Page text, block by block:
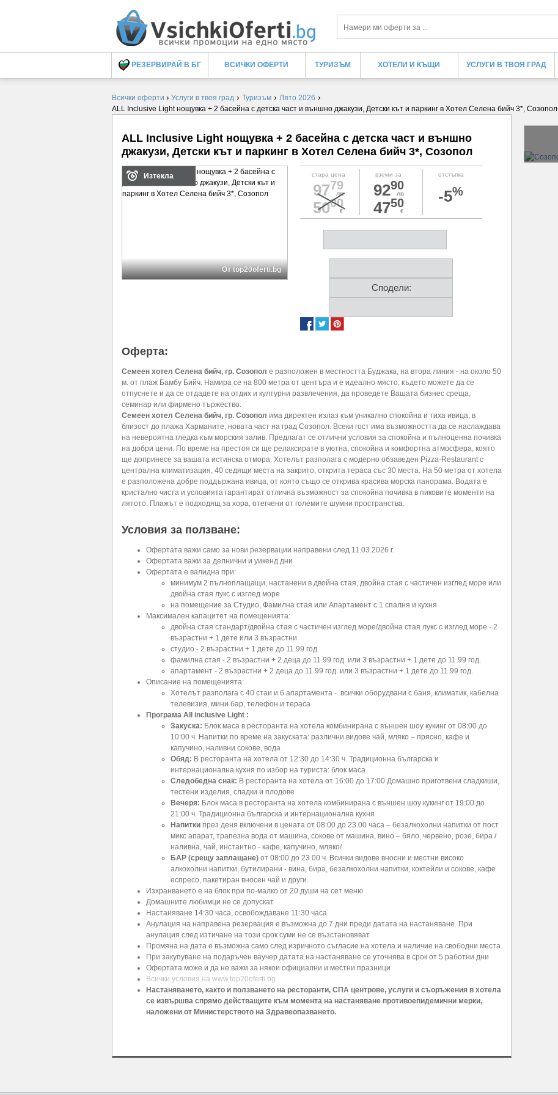
Търси
РЕЗЕРВИРАЙ В БГ ВСИЧКИ ОФЕРТИ ТУРИЗЪМ ХОТЕЛИ И КЪЩИ УСЛУГИ В ТВОЯ ГРАД
Всички оферти › Услуги в твоя град › Туризъм › Лято 2026 ›
ALL Inclusive Light нощувка + 2 басейна с детска част и външно джакузи, Детски кът и паркинг в Хотел Селена бийч 3*, Созопол
ALL Inclusive Light нощувка + 2 басейна с детска част и външно
джакузи, Детски кът и паркинг в Хотел Селена бийч 3*, Созопол
Изтекла
От top20oferti.bg
стара цена
9779
лв
5000
€
вземи за
9290
лв
4750
€
отстъпка
-5%
Сподели:
Оферта:
Семеен хотел Селена бийч, гр. Созопол е разположен в местността Буджака, на втора линия - на около 50
м. от плаж Бамбу Бийч. Намира се на 800 метра от центъра и е идеално място, където можете да се
отпуснете и да се отдадете на отдих и културни развлечения, да проведете Вашата бизнес среща,
семинар или фирмено тържество.
Семеен хотел Селена бийч, гр. Созопол има директен излаз към уникално спокойна и тиха ивица, в
близост до плажа Харманите, новата част на град Созопол. Всеки гост има възможността да се наслаждава
на невероятна гледка към морския залив. Предлагат се отлични условия за спокойна и пълноценна почивка
на добри цени. По време на престоя си ще релаксирате в уютна, спокойна и комфортна атмосфера, която
ще допринесе за вашата истинска отмора. Хотелът разполага с модерно обзаведен Pizza-Restaurant с
централна климатизация, 40 седящи места на закрито, открита тераса със 30 места. На 50 метра от хотела
е разположена добре поддържана ивица, от която също се открива красива морска панорама. Водата е
кристално чиста и условията гарантират отлична възможност за спокойна почивка в пиковите моменти на
лятото. Плажът е подходящ за хора, отегчени от големите шумни пространства.
Условия за ползване:
Офертата важи само за нови резервации направени след 11.03.2026 г.
Офертата важи за делнични и уикенд дни
Офертата е валидна при:
минимум 2 пълноплащащи, настанени в двойна стая, двойна стая с частичен изглед море или
двойна стая лукс с изглед море
на помещение за Студио, Фамилна стая или Апартамент с 1 спалня и кухня
Максимален капацитет на помещенията:
двойна стая стандарт/двойна стая с частичен изглед море/двойна стая лукс с изглед море - 2
възрастни + 1 дете или 3 възрастни
студио - 2 възрастни + 1 дете до 11.99 год.
фамилна стая - 2 възрастни + 2 деца до 11.99 год. или 3 възрастни + 1 дете до 11.99 год.
апартамент - 2 възрастни + 2 деца до 11.99 год. или 3 възрастни + 1 дете до 11.99 год.
Описание на помещенията:
Хотелът разполага с 40 стаи и 6 апартамента - всички оборудвани с баня, климатик, кабелна
телевизия, мини бар, телефон и тераса
Програма All inclusive Light :
Закуска: Блок маса в ресторанта на хотела комбинирана с външен шоу кукинг от 08:00 до
10:00 ч. Напитки по време на закуската: различни видове чай, мляко – прясно, кафе и
капучино, наливни сокове, вода
Обяд: В ресторанта на хотела от 12:30 до 14:30 ч. Традиционна българска и
интернационална кухня по избор на туриста: блок маса
Следобедна снак: В ресторанта на хотела от 16:00 до 17:00 Домашно приготвени сладкиши,
тестени изделия, сладки и плодове
Вечеря: Блок маса в ресторанта на хотела комбинирана с външен шоу кукинг от 19:00 до
21:00 ч. Традиционна българска и интернационална кухня
Напитки през деня включени в цената от 08:00 до 23.00 часа – безалкохолни напитки от пост
микс апарат, трапезна вода от машина, сокове от машина, вино – бяло, червено, розе, бира /
наливна, чай, инстантно - кафе, капучино, мляко/
БАР (срещу заплащане) от 08:00 до 23.00 ч. Всички видове вносни и местни високо
алкохолни напитки, бутилирани - вина, бира, безалкохолни напитки, коктейли и сокове, кафе
еспресо, пакетиран вносен чай и други.
Изхранването е на блок при по-малко от 20 души на сет меню
Домашните любимци не се допускат
Настаняване 14:30 часа, освобождаване 11:30 часа
Анулация на направена резервация е възможна до 7 дни преди датата на настаняване. При
анулация след изтичане на този срок суми не се възстановяват
Промяна на дата е възможна само след изричното съгласие на хотела и наличие на свободни места
При закупуване на подаръчен ваучер датата на настаняване се уточнява в срок от 5 работни дни
Офертата може и да не важи за някои официални и местни празници
Всички условия на www.top20oferti.bg
Настаняването, както и ползването на ресторанти, СПА центрове, услуги и съоръжения в хотела
се извършва спрямо действащите към момента на настаняване противоепидемични мерки,
наложени от Министерството на Здравеопазването.